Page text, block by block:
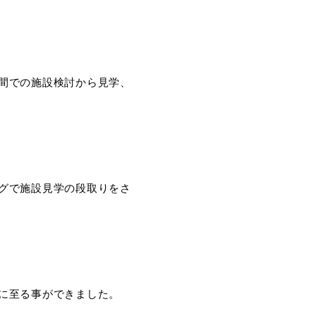
の施設検討から見学、
で施設見学の段取りをさ
る事ができました。